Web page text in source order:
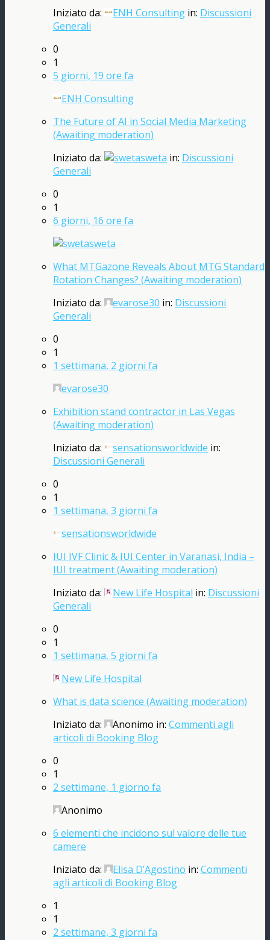
Iniziato da: ENH Consulting in: Discussioni
Generali
0
1
5 giorni, 19 ore fa
ENH Consulting
The Future of AI in Social Media Marketing
(Awaiting moderation)
Iniziato da:
sweta in: Discussioni
Generali
0
1
6 giorni, 16 ore fa
sweta
What MTGazone Reveals About MTG Standard
Rotation Changes? (Awaiting moderation)
Iniziato da:
evarose30 in: Discussioni
Generali
0
1
1 settimana, 2 giorni fa
evarose30
Exhibition stand contractor in Las Vegas
(Awaiting moderation)
Iniziato da:
sensationsworldwide in:
Discussioni Generali
0
1
1 settimana, 3 giorni fa
sensationsworldwide
IUI IVF Clinic & IUI Center in Varanasi, India –
IUI treatment (Awaiting moderation)
Iniziato da:
New Life Hospital in: Discussioni
Generali
0
1
1 settimana, 5 giorni fa
New Life Hospital
What is data science (Awaiting moderation)
Iniziato da:
Anonimo in: Commenti agli
articoli di Booking Blog
0
1
2 settimane, 1 giorno fa
Anonimo
6 elementi che incidono sul valore delle tue
camere
Iniziato da:
Elisa D’Agostino in: Commenti
agli articoli di Booking Blog
1
1
2 settimane, 3 giorni fa